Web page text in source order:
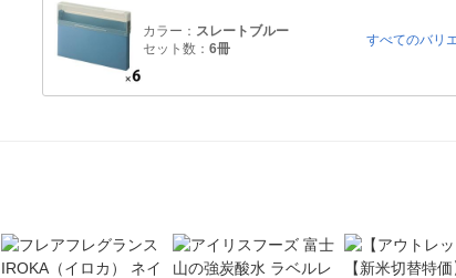
カラー： スレートブルー
セット数： 6冊
すべてのバリ